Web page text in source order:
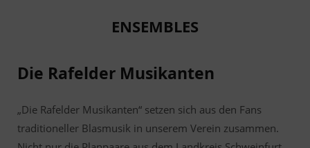
ENSEMBLES
Die Rafelder Musikanten
„Die Rafelder Musikanten“ setzen sich aus den Fans
traditioneller Blasmusik in unserem Verein zusammen.